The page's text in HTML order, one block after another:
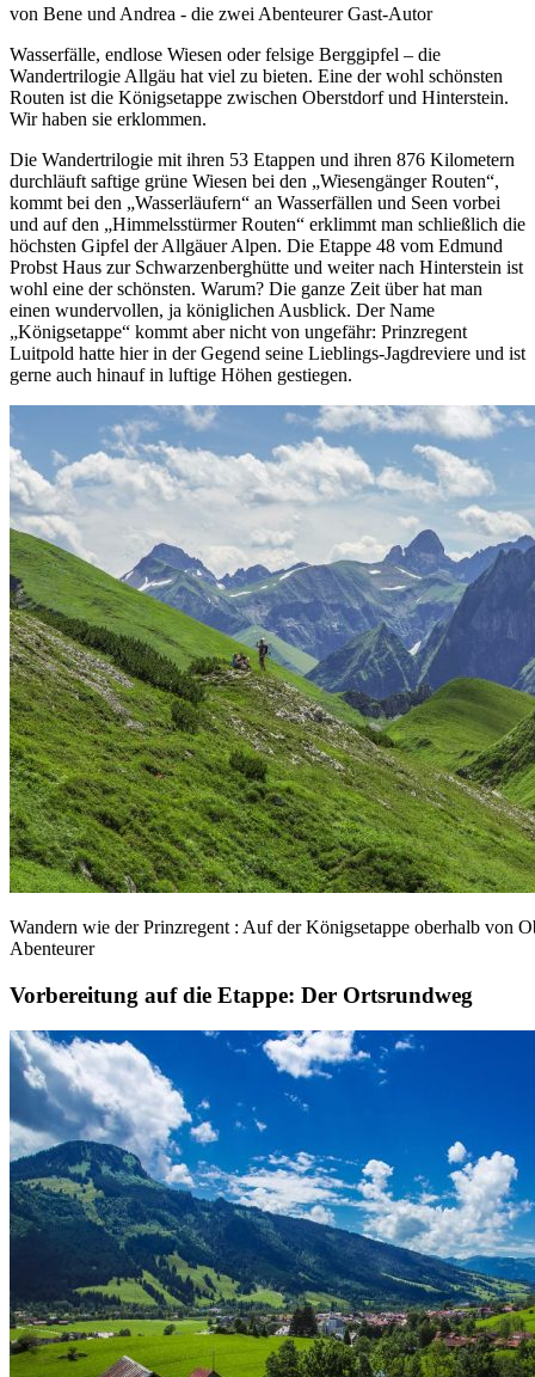
von Bene und Andrea - die zwei Abenteurer Gast-Autor
Wasserfälle, endlose Wiesen oder felsige Berggipfel – die
Wandertrilogie Allgäu hat viel zu bieten. Eine der wohl schönsten
Routen ist die Königsetappe zwischen Oberstdorf und Hinterstein.
Wir haben sie erklommen.
Die Wandertrilogie mit ihren 53 Etappen und ihren 876 Kilometern
durchläuft saftige grüne Wiesen bei den „Wiesengänger Routen“,
kommt bei den „Wasserläufern“ an Wasserfällen und Seen vorbei
und auf den „Himmelsstürmer Routen“ erklimmt man schließlich die
höchsten Gipfel der Allgäuer Alpen. Die Etappe 48 vom Edmund
Probst Haus zur Schwarzenberghütte und weiter nach Hinterstein ist
wohl eine der schönsten. Warum? Die ganze Zeit über hat man
einen wundervollen, ja königlichen Ausblick. Der Name
„Königsetappe“ kommt aber nicht von ungefähr: Prinzregent
Luitpold hatte hier in der Gegend seine Lieblings-Jagdreviere und ist
gerne auch hinauf in luftige Höhen gestiegen.
Wandern wie der Prinzregent : Auf der Königsetappe oberhalb von
Abenteurer
Vorbereitung auf die Etappe: Der Ortsrundweg